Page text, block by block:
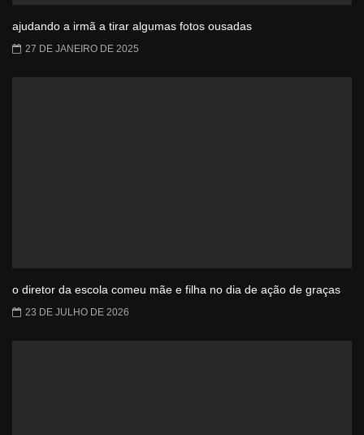
ajudando a irmã a tirar algumas fotos ousadas
27 DE JANEIRO DE 2025
o diretor da escola comeu mãe e filha no dia de ação de graças
23 DE JULHO DE 2026